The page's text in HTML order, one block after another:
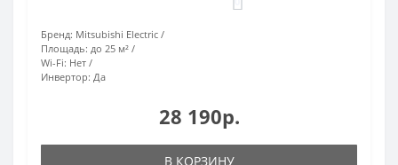
Бренд: Mitsubishi Electric
Площадь: до 25 м²
Wi-Fi: Нет
Инвертор: Да
28 190р.
В КОРЗИНУ